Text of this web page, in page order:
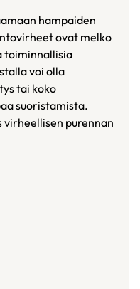
hampaiden
ovat melko
toiminnallisia
voi olla
tai koko
suoristamista.
purennan